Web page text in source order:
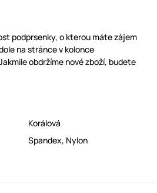
podprsenky, o kterou máte zájem
na stránce v kolonce
obdržíme nové zboží, budete
Korálová
Spandex, Nylon